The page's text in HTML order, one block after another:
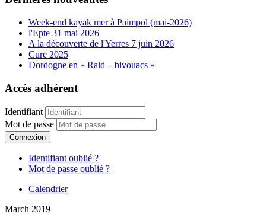
Week-end kayak mer à Paimpol (mai-2026)
l'Epte 31 mai 2026
A la découverte de l'Yerres 7 juin 2026
Cure 2025
Dordogne en « Raid – bivouacs »
Accès adhérent
Identifiant
Mot de passe
Connexion
Identifiant oublié ?
Mot de passe oublié ?
Calendrier
March 2019